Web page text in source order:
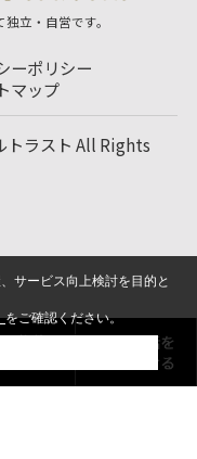
立・自営です。
ーポリシー
マップ
トラスト All Rights
サービス向上検討を目的と
をご確認ください。